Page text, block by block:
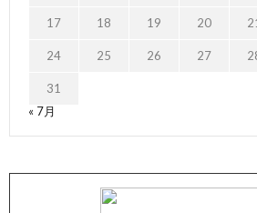
17 18 19 20
24 25 26 27
31
« 7月